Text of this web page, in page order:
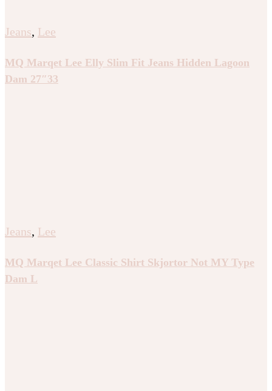
Jeans, Lee
MQ Marqet Lee Elly Slim Fit Jeans Hidden Lagoon
Dam 27″33
Jeans, Lee
MQ Marqet Lee Classic Shirt Skjortor Not MY Type
Dam L